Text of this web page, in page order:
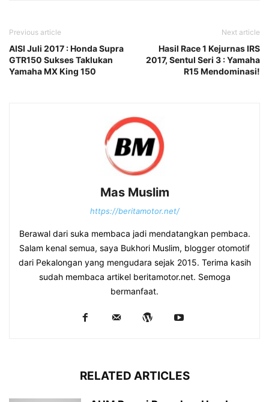
Previous article
AISI Juli 2017 : Honda Supra
GTR150 Sukses Taklukan
Yamaha MX King 150
Next article
Hasil Race 1 Kejurnas IRS
2017, Sentul Seri 3 : Yamaha
R15 Mendominasi!
Mas Muslim
https://beritamotor.net/
Berawal dari suka membaca jadi mendatangkan pembaca.
Salam kenal semua, saya Bukhori Muslim, blogger otomotif
dari Pekalongan yang mengudara sejak 2015. Terima kasih
sudah membaca artikel beritamotor.net. Semoga
bermanfaat.
RELATED ARTICLES